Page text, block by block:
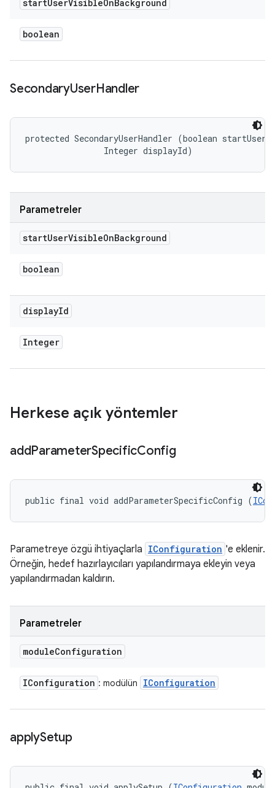
startUserVisibleOnBackground
boolean
SecondaryUserHandler
protected SecondaryUserHandler (boolean
                Integer displayId)
Parametreler
startUserVisibleOnBackground
boolean
displayId
Integer
Herkese açık yöntemler
addParameterSpecificConfig
public final void addParameterSpecificConfig (
Parametreye özgü ihtiyaçlarla IConfiguration 'e eklenir.
Örneğin, hedef hazırlayıcıları yapılandırmaya ekleyin veya
yapılandırmadan kaldırın.
Parametreler
moduleConfiguration
IConfiguration : modülün IConfiguration
applySetup